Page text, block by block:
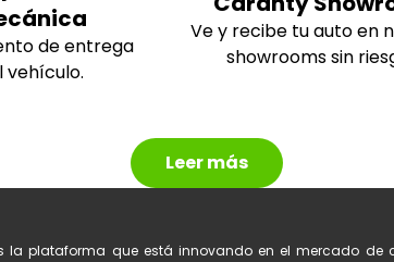
de entrega
vehículo.
Ve y recibe tu auto en
showrooms sin
Leer más
la plataforma que está innovando en el mercado